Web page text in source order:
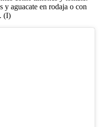
y aguacate en rodaja o con
(I)